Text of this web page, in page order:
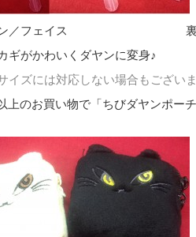
ヤン／フェイス
ギがかわいくダヤンに変身♪
イズには対応しない場合もござい
のお買い物で「ちびダヤンポー